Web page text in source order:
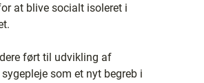
at blive socialt isoleret i
ført til udvikling af
som et nyt begreb i